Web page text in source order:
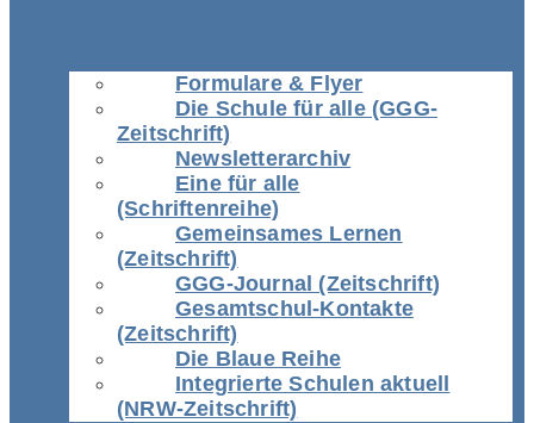
Formulare & Flyer
Die Schule für alle (GGG-
Zeitschrift)
Newsletterarchiv
Eine für alle
(Schriftenreihe)
Gemeinsames Lernen
(Zeitschrift)
GGG-Journal (Zeitschrift)
Gesamtschul-Kontakte
(Zeitschrift)
Die Blaue Reihe
Integrierte Schulen aktuell
(NRW-Zeitschrift)